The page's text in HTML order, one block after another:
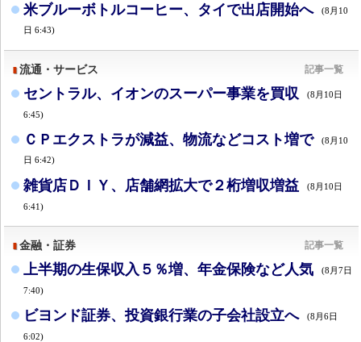
米ブルーボトルコーヒー、タイで出店開始へ
(8月10
日 6:43)
流通・サービス 記事一覧
セントラル、イオンのスーパー事業を買収 (8月10日
6:45)
ＣＰエクストラが減益、物流などコスト増で
(8月10
日 6:42)
雑貨店ＤＩＹ、店舗網拡大で２桁増収増益 (8月10日
6:41)
金融・証券 記事一覧
上半期の生保収入５％増、年金保険など人気 (8月7日
7:40)
ビヨンド証券、投資銀行業の子会社設立へ (8月6日
6:02)